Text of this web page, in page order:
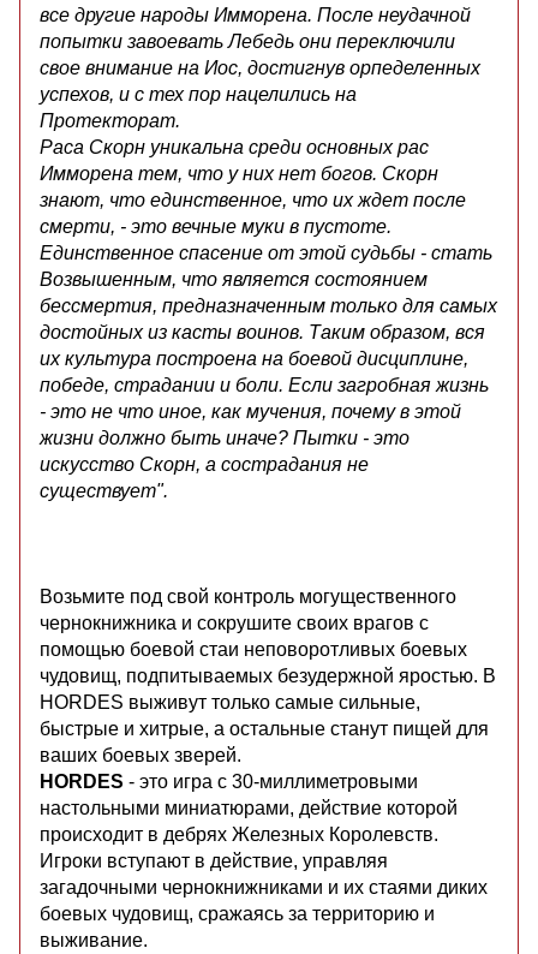
все другие народы Имморена. После неудачной
попытки завоевать Лебедь они переключили
свое внимание на Иос, достигнув орпеделенных
успехов, и с тех пор нацелились на
Протекторат.
Раса Скорн уникальна среди основных рас
Имморена тем, что у них нет богов. Скорн
знают, что единственное, что их ждет после
смерти, - это вечные муки в пустоте.
Единственное спасение от этой судьбы - стать
Возвышенным, что является состоянием
бессмертия, предназначенным только для самых
достойных из касты воинов. Таким образом, вся
их культура построена на боевой дисциплине,
победе, страдании и боли. Если загробная жизнь
- это не что иное, как мучения, почему в этой
жизни должно быть иначе? Пытки - это
искусство Скорн, а сострадания не
существует".
Возьмите под свой контроль могущественного
чернокнижника и сокрушите своих врагов с
помощью боевой стаи неповоротливых боевых
чудовищ, подпитываемых безудержной яростью. В
HORDES выживут только самые сильные,
быстрые и хитрые, а остальные станут пищей для
ваших боевых зверей.
HORDES - это игра с 30-миллиметровыми
настольными миниатюрами, действие которой
происходит в дебрях Железных Королевств.
Игроки вступают в действие, управляя
загадочными чернокнижниками и их стаями диких
боевых чудовищ, сражаясь за территорию и
выживание.